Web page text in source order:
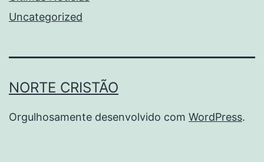
Uncategorized
NORTE CRISTÃO
Orgulhosamente desenvolvido com WordPress.